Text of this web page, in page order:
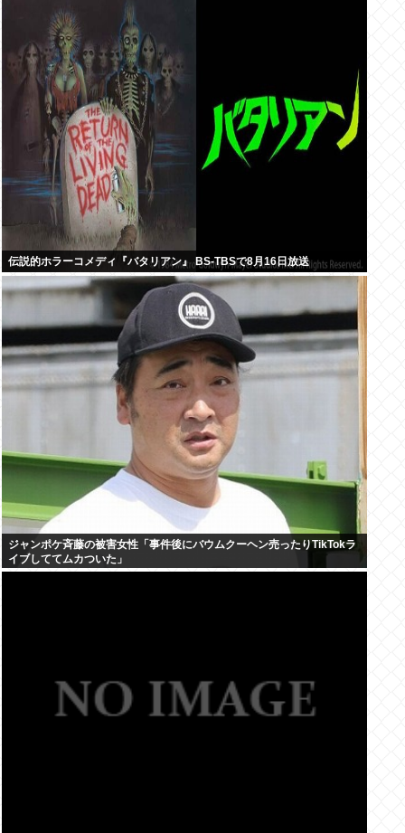
伝説的ホラーコメディ『バタリアン』 BS-TBSで8月16日放送
ジャンポケ斉藤の被害女性「事件後にバウムクーヘン売ったりTikTokラ
イブしててムカついた」